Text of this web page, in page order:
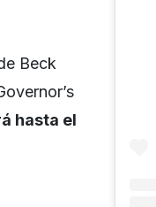
Beck
hasta el